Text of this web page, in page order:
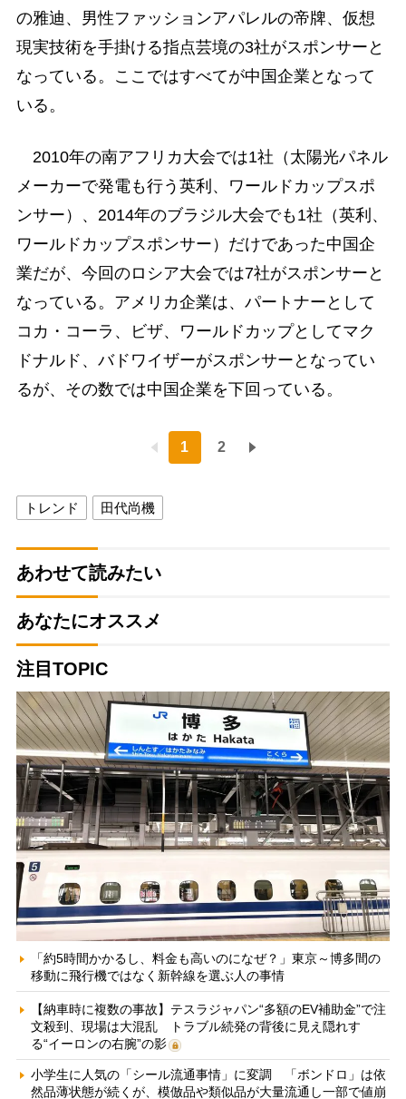
の雅迪、男性ファッションアパレルの帝牌、仮想
現実技術を手掛ける指点芸境の3社がスポンサーと
なっている。ここではすべてが中国企業となって
いる。
2010年の南アフリカ大会では1社（太陽光パネル
メーカーで発電も行う英利、ワールドカップスポ
ンサー）、2014年のブラジル大会でも1社（英利、
ワールドカップスポンサー）だけであった中国企
業だが、今回のロシア大会では7社がスポンサーと
なっている。アメリカ企業は、パートナーとして
コカ・コーラ、ビザ、ワールドカップとしてマク
ドナルド、バドワイザーがスポンサーとなってい
るが、その数では中国企業を下回っている。
1 2
トレンド 田代尚機
あわせて読みたい
あなたにオススメ
注目TOPIC
「約5時間かかるし、料金も高いのになぜ？」東京～博多間の
移動に飛行機ではなく新幹線を選ぶ人の事情
【納車時に複数の事故】テスラジャパン“多額のEV補助金”で注
文殺到、現場は大混乱 トラブル続発の背後に見え隠れす
る“イーロンの右腕”の影
小学生に人気の「シール流通事情」に変調 「ボンドロ」は依
然品薄状態が続くが、模倣品や類似品が大量流通し一部で値崩